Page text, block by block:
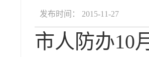
发布时间： 2015-11-27
市人防办10